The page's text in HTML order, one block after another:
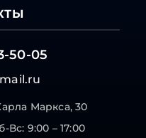
50-05
Маркса, 30
Вс: 9:00 – 17:00